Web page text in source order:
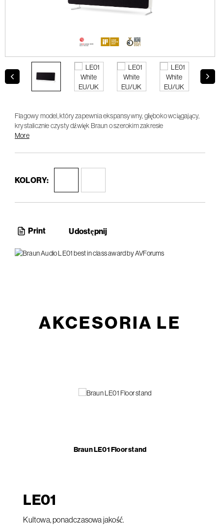
Flagowy model, który zapewnia ekspansywny, głęboko wciągający,
krystalicznie czysty dźwięk Braun o szerokim zakresie
dynamicznym.
More
KOLORY:
Print Udostępnij
AKCESORIA LE
Braun LE01 Floor stand
LE01
Kultowa, ponadczasowa jakość.